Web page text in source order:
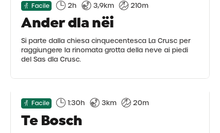
Facile 2h 3,9km 210m
Ander dla nëi
Si parte dalla chiesa cinquecentesca La Crusc per
raggiungere la rinomata grotta della neve ai piedi
del Sas dla Crusc.
Facile 1:30h 3km 20m
Te Bosch